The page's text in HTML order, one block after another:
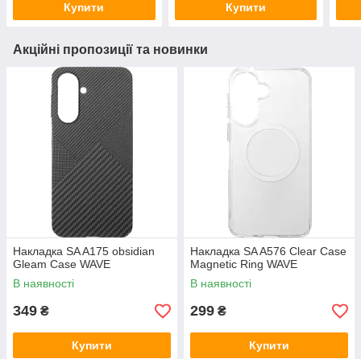
Купити Купити
Акційні пропозиції та новинки
Накладка SA A175 obsidian
Gleam Case WAVE
В наявності
349 ₴
Купити
Накладка SA A576 Clear Case
Magnetic Ring WAVE
В наявності
299 ₴
Купити